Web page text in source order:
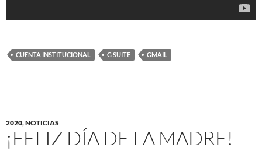
CUENTA INSTITUCIONAL G SUITE GMAIL
2020,NOTICIAS
¡FELIZ DÍA DE LA MADRE!